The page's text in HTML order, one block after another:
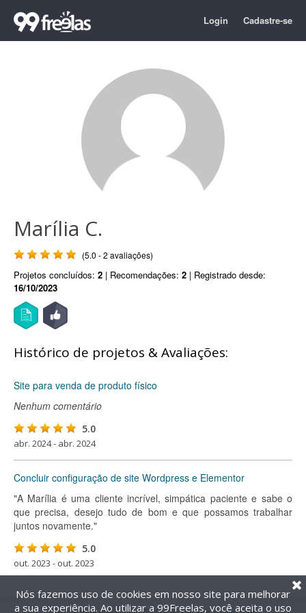
Login Cadastre-se
Marília C.
(5.0 - 2 avaliações)
Projetos concluídos: 2 | Recomendações: 2 | Registrado desde:
16/10/2023
Histórico de projetos & Avaliações:
Site para venda de produto físico
Nenhum comentário
5.0
abr. 2024 - abr. 2024
Concluir configuração de site Wordpress e Elementor
"A Marília é uma cliente incrível, simpática paciente e sabe o
que precisa, desejo tudo de bom e que possamos trabalhar
juntos novamente."
5.0
out. 2023 - out. 2023
Nós fazemos uso de cookies em nosso site para melhorar
a sua experiência. Ao utilizar a 99Freelas, você aceita o uso